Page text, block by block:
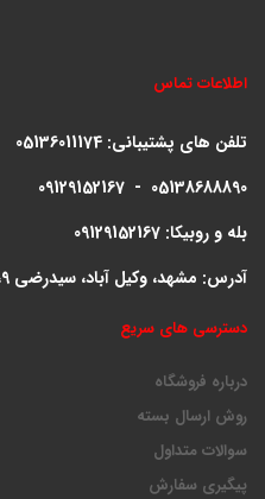
اطلاعات تماس
تلفن های پشتیبانی: 05136011174
09129152167 - 05138688890
بله و روبیکا: 09129152167
آدرس: مشهد، وکیل آباد، سیدرضی 9، پلاک 199
دسترسی های سریع
درباره فروشگاه
روش ارسال بسته
سوالات متداول
پیگیری سفارش